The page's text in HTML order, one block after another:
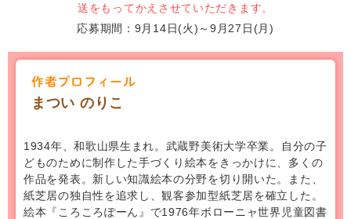
送をもってかえさせていただきます。
応募期間
9月14日(火)～9月27日(月)
作者プロフィール
まつい のりこ
1934年、和歌山県生まれ。武蔵野美術大学卒業。自分の子
どものために制作した手づくり絵本をきっかけに、多くの
作品を発表。新しい知識絵本の分野を切り開いた。また、
紙芝居の独自性を追求し、観客参加型紙芝居を確立した。
絵本『ころころぽーん』で1976年ボローニャ世界児童図書